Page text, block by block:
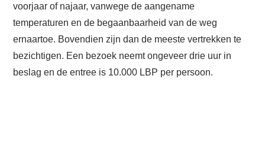
voorjaar of najaar, vanwege de aangename
temperaturen en de begaanbaarheid van de weg
ernaartoe. Bovendien zijn dan de meeste vertrekken te
bezichtigen. Een bezoek neemt ongeveer drie uur in
beslag en de entree is 10.000 LBP per persoon.